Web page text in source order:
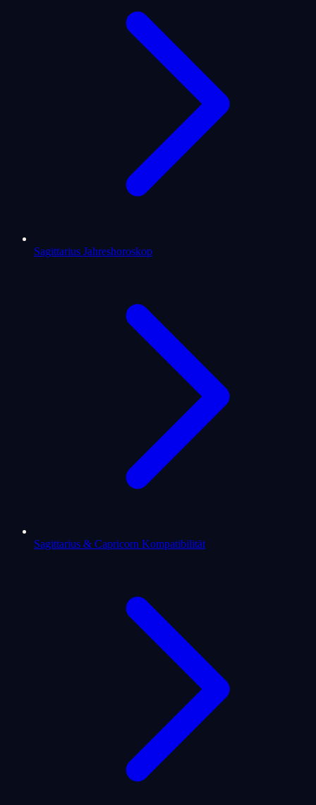
Sagittarius Jahreshoroskop
Sagittarius & Capricorn Kompatibilität